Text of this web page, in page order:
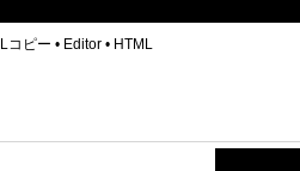
コピー • Editor • HTML